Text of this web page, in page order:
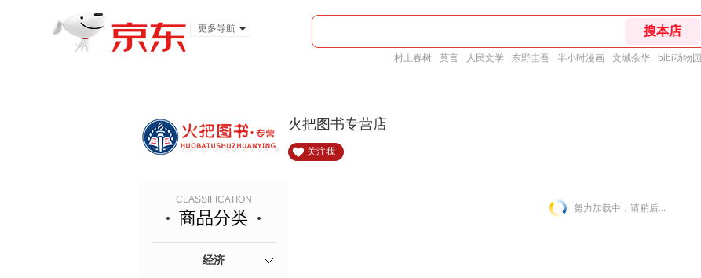
更多导航
村上春树 莫言 人民文学 东野圭吾 半小时漫画 文城余华 bibi动物园
火把图书专营店
关注我
CLASSIFICATION
商品分类
经济
努力加载中，请稍后...